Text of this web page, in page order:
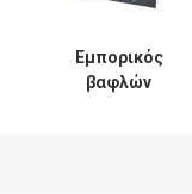
Εμπορικός
βαφλών